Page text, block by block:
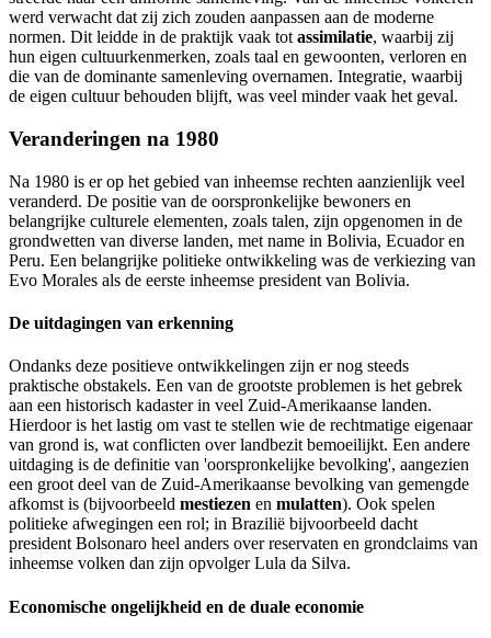
werd verwacht dat zij zich zouden aanpassen aan de moderne
normen. Dit leidde in de praktijk vaak tot assimilatie, waarbij zij
hun eigen cultuurkenmerken, zoals taal en gewoonten, verloren en
die van de dominante samenleving overnamen. Integratie, waarbij
de eigen cultuur behouden blijft, was veel minder vaak het geval.
Veranderingen na 1980
Na 1980 is er op het gebied van inheemse rechten aanzienlijk veel
veranderd. De positie van de oorspronkelijke bewoners en
belangrijke culturele elementen, zoals talen, zijn opgenomen in de
grondwetten van diverse landen, met name in Bolivia, Ecuador en
Peru. Een belangrijke politieke ontwikkeling was de verkiezing van
Evo Morales als de eerste inheemse president van Bolivia.
De uitdagingen van erkenning
Ondanks deze positieve ontwikkelingen zijn er nog steeds
praktische obstakels. Een van de grootste problemen is het gebrek
aan een historisch kadaster in veel Zuid-Amerikaanse landen.
Hierdoor is het lastig om vast te stellen wie de rechtmatige eigenaar
van grond is, wat conflicten over landbezit bemoeilijkt. Een andere
uitdaging is de definitie van 'oorspronkelijke bevolking', aangezien
een groot deel van de Zuid-Amerikaanse bevolking van gemengde
afkomst is (bijvoorbeeld mestiezen en mulatten). Ook spelen
politieke afwegingen een rol; in Brazilië bijvoorbeeld dacht
president Bolsonaro heel anders over reservaten en grondclaims van
inheemse volken dan zijn opvolger Lula da Silva.
Economische ongelijkheid en de duale economie